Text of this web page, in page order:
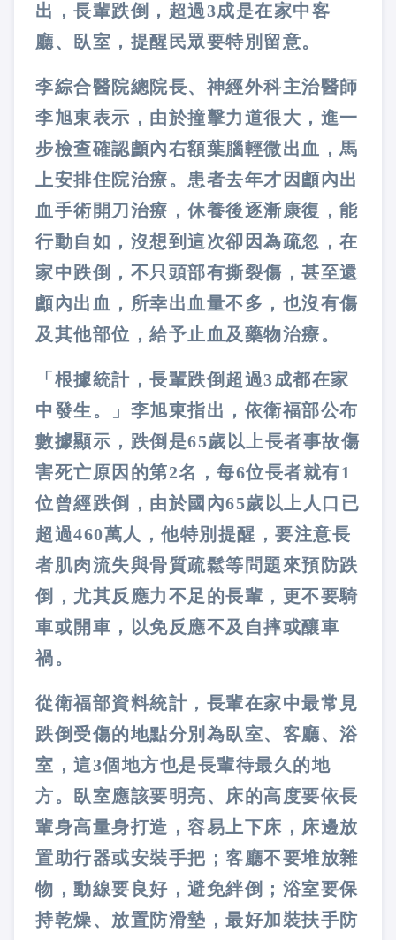
出，長輩跌倒，超過3成是在家中客
廳、臥室，提醒民眾要特別留意。
李綜合醫院總院長、神經外科主治醫師
李旭東表示，由於撞擊力道很大，進一
步檢查確認顱內右額葉腦輕微出血，馬
上安排住院治療。患者去年才因顱內出
血手術開刀治療，休養後逐漸康復，能
行動自如，沒想到這次卻因為疏忽，在
家中跌倒，不只頭部有撕裂傷，甚至還
顱內出血，所幸出血量不多，也沒有傷
及其他部位，給予止血及藥物治療。
「根據統計，長輩跌倒超過3成都在家
中發生。」李旭東指出，依衛福部公布
數據顯示，跌倒是65歲以上長者事故傷
害死亡原因的第2名，每6位長者就有1
位曾經跌倒，由於國內65歲以上人口已
超過460萬人，他特別提醒，要注意長
者肌肉流失與骨質疏鬆等問題來預防跌
倒，尤其反應力不足的長輩，更不要騎
車或開車，以免反應不及自摔或釀車
禍。
從衛福部資料統計，長輩在家中最常見
跌倒受傷的地點分別為臥室、客廳、浴
室，這3個地方也是長輩待最久的地
方。臥室應該要明亮、床的高度要依長
輩身高量身打造，容易上下床，床邊放
置助行器或安裝手把；客廳不要堆放雜
物，動線要良好，避免絆倒；浴室要保
持乾燥、放置防滑墊，最好加裝扶手防